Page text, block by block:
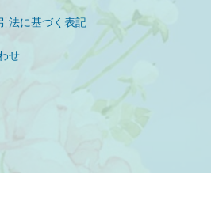
法に基づく表記
せ